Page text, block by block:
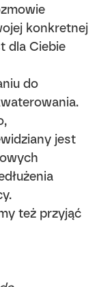
konkretnej
dla Ciebie
do
jest
też przyjąć